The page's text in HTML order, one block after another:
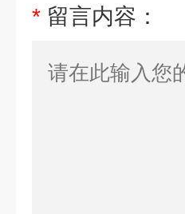
* 留言内容：